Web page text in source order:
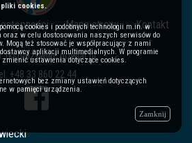
Mapa strony Kontakt
tksp@zywiec.powiat.pl
+48 33 860 22 44
pliki cookies.
cookies i podobnych technologii m.in. w
w celu dostosowania naszych serwisów do
Mogą też stosować je współpracujący z nami
aplikacji multimedialnych. W programie
zmienić ustawienia dotyczące cookies.
bez zmiany ustawień dotyczących
w pamięci urządzenia.
Zamknij